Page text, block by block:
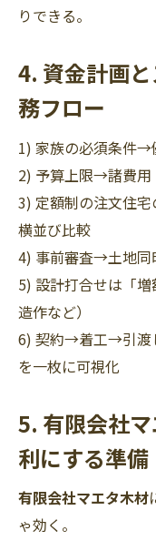
りできる。
4. 資金計画
務フロー
1) 家族の必須条件→
2) 予算上限→諸費用
3) 定額制の注文住
横並び比較
4) 事前審査→土地同
5) 設計打合せは「
造作など）
6) 契約→着工→引渡
を一枚に可視化
5. 有限会社
利にする準備
有限会社マエタ木材
ゃ効く。